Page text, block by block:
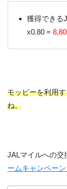
獲得できる
x0.80 =
モッピーを利用
ね。
JALマイルへの交
ームキャンペーン